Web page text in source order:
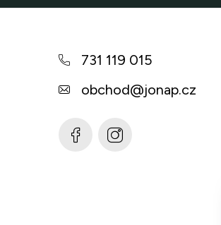
731 119 015
obchod@jonap.cz